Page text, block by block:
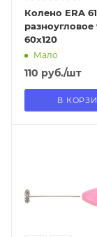
Колено ERA
разноугловое
60х120
Мало
110 руб./шт
В
самовывоза
Нет